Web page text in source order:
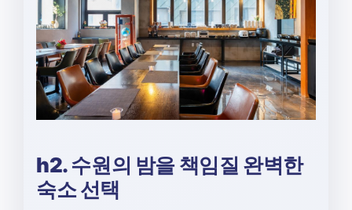
h2. 수원의 밤을 책임질 완벽한
숙소 선택